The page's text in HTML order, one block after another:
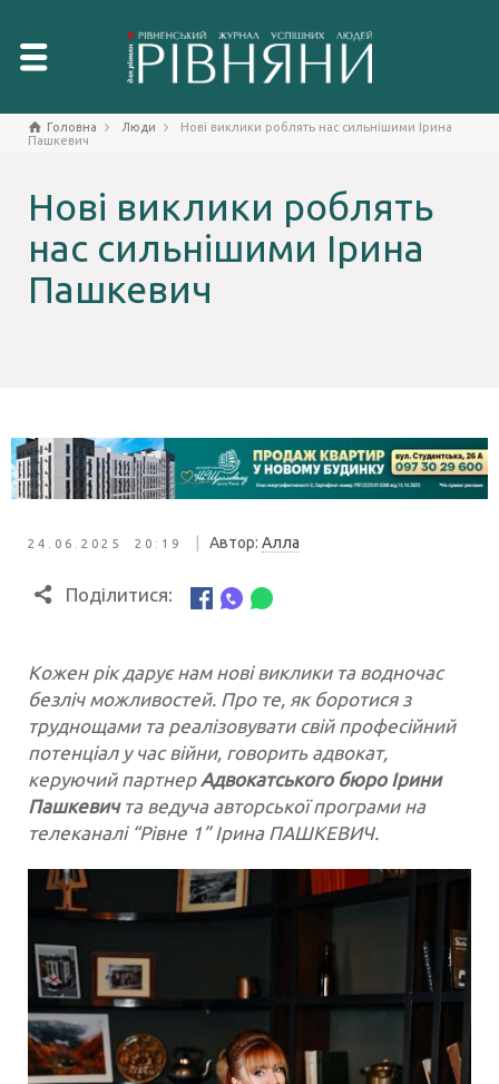
Головна Люди
Нові виклики роблять нас сильнішими Iрина
Пашкевич
Нові виклики роблять
нас сильнішими Iрина
Пашкевич
24.06.2025 20:19 Автор: Алла
Поділитися:
Кожен рік дарує нам нові виклики та водночас
безліч можливостей. Про те, як боротися з
труднощами та реалізовувати свій професійний
потенціал у час війни, говорить адвокат,
керуючий партнерАдвокатського бюро Ірини
Пашкевичта ведуча авторської програми на
телеканалі “Рівне 1” Ірина ПАШКЕВИЧ.